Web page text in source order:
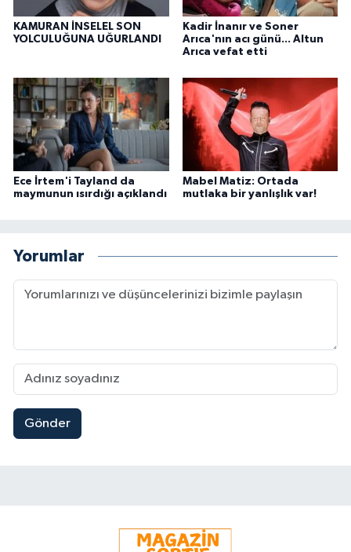
KAMURAN İNSELEL SON
YOLCULUĞUNA UĞURLANDI
Kadir İnanır ve Soner
Arıca'nın acı günü... Altun
Arıca vefat etti
Ece İrtem'i Tayland da
maymunun ısırdığı açıklandı
Mabel Matiz: Ortada
mutlaka bir yanlışlık var!
Yorumlar
Gönder